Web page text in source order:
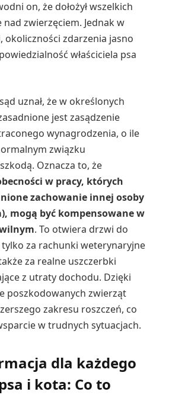
on, że dołożył wszelkich
zwierzęciem. Jednak w
okoliczności zdarzenia jasno
właściciela psa
uznał, że w określonych
jest zasądzenie
wynagrodzenia, o ile
związku
Oznacza to, że
w pracy, których
zachowanie innej osoby
mogą być kompensowane w
. To otwiera drzwi do
za rachunki weterynaryjne
za realne uszczerbki
z utraty dochodu. Dzięki
poszkodowanych zwierząt
zakresu roszczeń, co
w trudnych sytuacjach.
dla każdego
i kota: Co to